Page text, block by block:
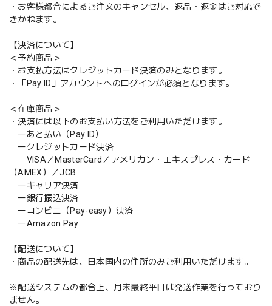
・お客様都合によるご注文のキャンセル、返品・返金はご対応で
きかねます。
【決済について】
＜予約商品＞
・お支払方法はクレジットカード決済のみとなります。
・「Pay ID」アカウントへのログインが必須となります。
＜在庫商品＞
・決済には以下のお支払い方法をご利用いただけます。
ーあと払い（Pay ID）
ークレジットカード決済
VISA／MasterCard／アメリカン・エキスプレス・カード
（AMEX）／JCB
ーキャリア決済
ー銀行振込決済
ーコンビニ（Pay-easy）決済
ーAmazon Pay
【配送について】
・商品の配送先は、日本国内の住所のみご利用いただけます。
※配送システムの都合上、月末最終平日は発送作業を行っており
ません。